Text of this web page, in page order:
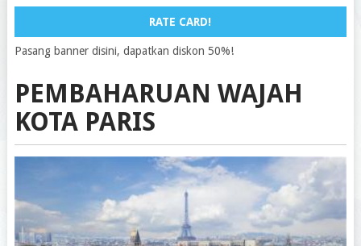
RATE CARD!
Pasang banner disini, dapatkan diskon 50%!
PEMBAHARUAN WAJAH
KOTA PARIS